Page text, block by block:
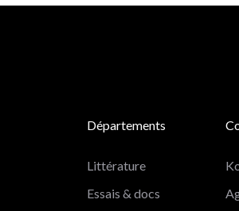
Départements
Littérature
Essais & docs